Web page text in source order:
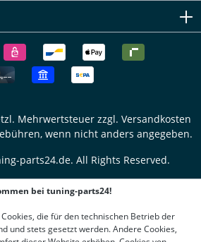
Mehrwertsteuer zzgl. Versandkosten
wenn nicht anders angegeben.
parts24.de. All Rights Reserved.
bei tuning-parts24!
die für den technischen Betrieb der
und stets gesetzt werden. Andere Cookies,